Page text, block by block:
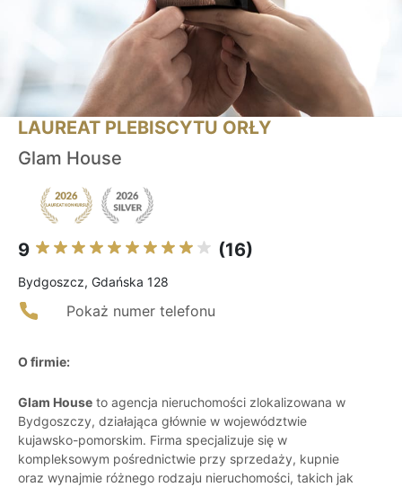
LAUREAT PLEBISCYTU ORŁY
Glam House
9 (16)
Bydgoszcz, Gdańska 128
Pokaż numer telefonu
O firmie:
Glam House to agencja nieruchomości zlokalizowana w
Bydgoszczy, działająca głównie w województwie
kujawsko-pomorskim. Firma specjalizuje się w
kompleksowym pośrednictwie przy sprzedaży, kupnie
oraz wynajmie różnego rodzaju nieruchomości, takich jak